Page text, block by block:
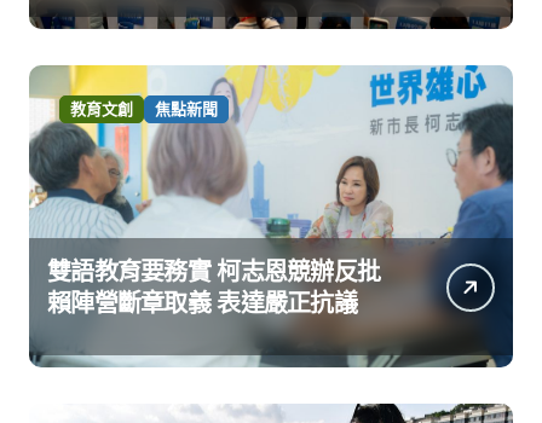
教育文創 焦點新聞
雙語教育要務實 柯志恩競辦反批
賴陣營斷章取義 表達嚴正抗議